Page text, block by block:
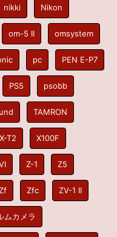
nikki Nikon
om-5 II omsystem
pc PEN E-P7
PS5 psobb
TAMRON
X-T2 X100F
Z-1 Z5
Zfc ZV-1 II
ムカメラ